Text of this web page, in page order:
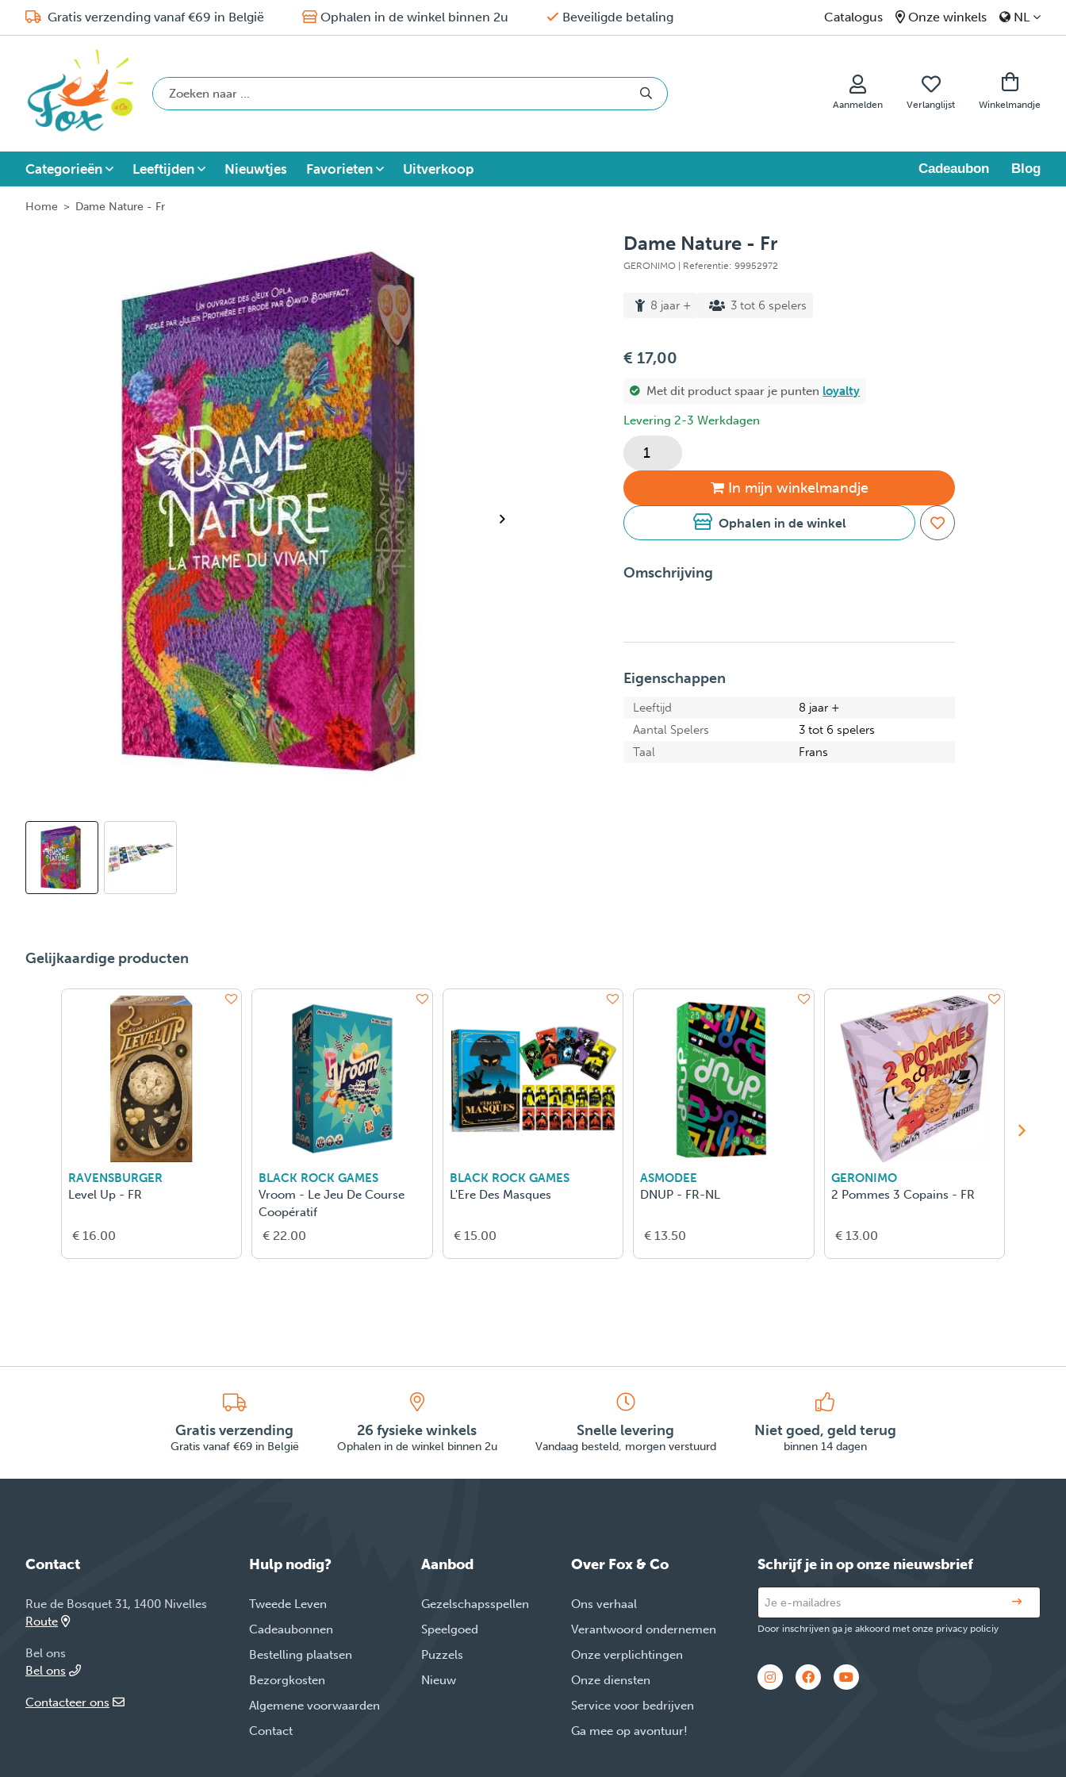
Gratis verzending vanaf €69 in België Ophalen in de winkel binnen 2u Beveiligde betaling Catalogus Onze winkels NL
Aanmelden Verlanglijst Winkelmandje
Categorieën Leeftijden Nieuwtjes Favorieten Uitverkoop Cadeaubon Blog
Home > Dame Nature - Fr
Dame Nature - Fr
GERONIMO | Referentie: 99952972
8 jaar + 3 tot 6 spelers
€ 17,00
Met dit product spaar je punten loyalty
Levering 2-3 Werkdagen
In mijn winkelmandje
Ophalen in de winkel
Omschrijving
Eigenschappen
Leeftijd
8 jaar +
Aantal Spelers
3 tot 6 spelers
Taal
Frans
Gelijkaardige producten
RAVENSBURGER
Level Up - FR
€ 16.00
BLACK ROCK GAMES
Vroom - Le Jeu De Course
Coopératif
€ 22.00
BLACK ROCK GAMES
L'Ere Des Masques
€ 15.00
ASMODEE
DNUP - FR-NL
€ 13.50
GERONIMO
2 Pommes 3 Copains - FR
€ 13.00
Gratis verzending
Gratis vanaf €69 in België
26 fysieke winkels
Ophalen in de winkel binnen 2u
Snelle levering
Vandaag besteld, morgen verstuurd
Niet goed, geld terug
binnen 14 dagen
Contact
Rue de Bosquet 31, 1400 Nivelles
Route
Bel ons
Bel ons
Contacteer ons
Hulp nodig?
Tweede Leven
Cadeaubonnen
Bestelling plaatsen
Bezorgkosten
Algemene voorwaarden
Contact
Aanbod
Gezelschapsspellen
Speelgoed
Puzzels
Nieuw
Over Fox & Co
Ons verhaal
Verantwoord ondernemen
Onze verplichtingen
Onze diensten
Service voor bedrijven
Ga mee op avontuur!
Schrijf je in op onze nieuwsbrief
Door inschrijven ga je akkoord met onze privacy policiy